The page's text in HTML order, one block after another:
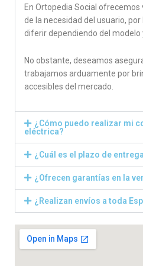
En Ortopedia Social
de la necesidad del usuario,
diferir dependiendo del modelo
No obstante, deseamos
trabajamos arduamente por
accesibles del mercado.
¿Cómo puedo realizar mi
eléctrica?
¿Cuál es el plazo de
¿Ofrecen garantías en la
¿Realizan envíos a toda